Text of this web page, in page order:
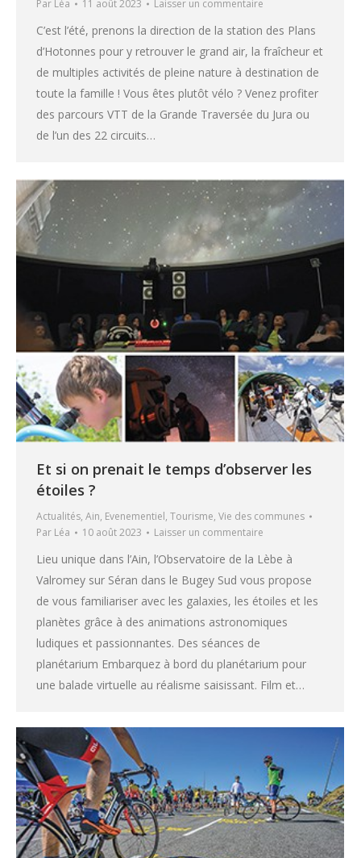
Par Léa 11 août 2023 Laisser un commentaire
C’est l’été, prenons la direction de la station des Plans
d’Hotonnes pour y retrouver le grand air, la fraîcheur et
de multiples activités de pleine nature à destination de
toute la famille ! Vous êtes plutôt vélo ? Venez profiter
des parcours VTT de la Grande Traversée du Jura ou
de l’un des 22 circuits…
Et si on prenait le temps d’observer les
étoiles ?
Actualités, Ain, Evenementiel, Tourisme, Vie des communes
Par Léa 10 août 2023 Laisser un commentaire
Lieu unique dans l’Ain, l’Observatoire de la Lèbe à
Valromey sur Séran dans le Bugey Sud vous propose
de vous familiariser avec les galaxies, les étoiles et les
planètes grâce à des animations astronomiques
ludiques et passionnantes. Des séances de
planétarium Embarquez à bord du planétarium pour
une balade virtuelle au réalisme saisissant. Film et…